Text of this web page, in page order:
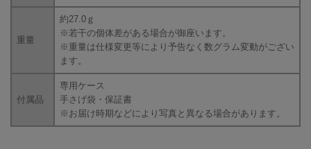
重量
約27.0ｇ
※若干の個体差がある場合が御座います。
※重量は仕様変更等により予告なく数グラム変動がござい
ます。
付属品
専用ケース
手さげ袋・保証書
※お届け時期などにより写真と異なる場合があります。